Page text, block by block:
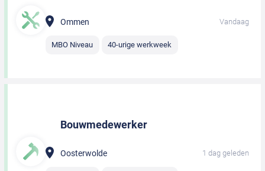
Ommen Vandaag
MBO Niveau 40-urige werkweek
Bouwmedewerker
Oosterwolde 1 dag geleden